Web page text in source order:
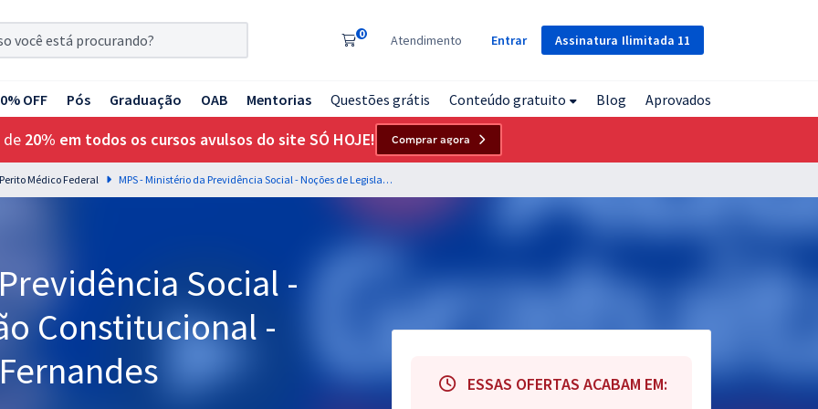
Assinatura Ilimitada 11
0 Atendimento Entrar
OFF Pós Graduação OAB Mentorias Questões grátis Conteúdo gratuito Blog Aprovados
de 20% em todos os cursos avulsos do site SÓ HOJE! Comprar agora
Médico Federal MPS - Ministério da Previdência Social - Noções de Legislação Constitucional - Professor: Aragonê Fernandes
Social -
Constitucional -
ESSAS OFERTAS ACABAM EM: